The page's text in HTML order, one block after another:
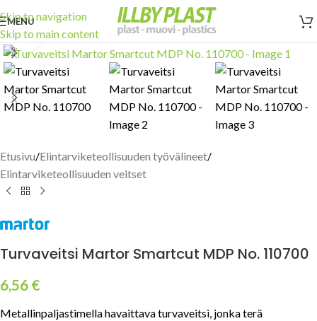
Skip to navigation
Skip to main content
MENU
Click to enlarge
Etusivu/Elintarviketeollisuuden työvälineet/
Elintarviketeollisuuden veitset
Turvaveitsi Martor Smartcut MDP No. 110700
6,56 €
Metallinpaljastimella havaittava turvaveitsi, jonka terä